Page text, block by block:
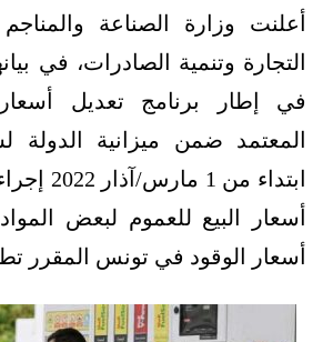
أعلنت وزارة الصناعة
التجارة وتنمية الصادرات، في
في إطار برنامج تعديل أسعار
ابتداء
أسعار البيع للعموم لبعض
أسعار الوقود في تونس المقرر